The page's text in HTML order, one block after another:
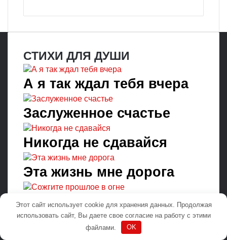
СТИХИ ДЛЯ ДУШИ
А я так ждал тебя вчера
Заслуженное счастье
Никогда не сдавайся
Эта жизнь мне дорога
Сожгите прошлое в огне
Научись уходить
Этот сайт использует cookie для хранения данных. Продолжая
использовать сайт, Вы даете свое согласие на работу с этими
файлами.
OK